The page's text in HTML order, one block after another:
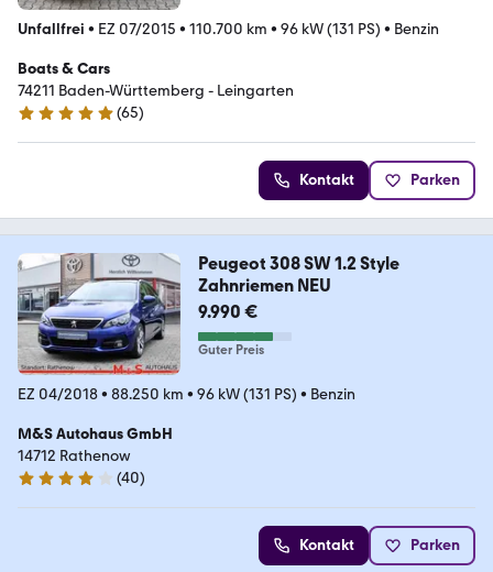
Unfallfrei • EZ 07/2015 • 110.700 km • 96 kW (131 PS) • Benzin
Boats & Cars
74211 Baden-Württemberg - Leingarten
4.9 Sterne
(65)
Kontakt Parken
Peugeot 308 SW 1.2 Style
Zahnriemen NEU
9.990 €
Guter Preis
EZ 04/2018• 88.250 km • 96 kW (131 PS) • Benzin
M&S Autohaus GmbH
14712 Rathenow
4.1 Sterne
(40)
Kontakt Parken